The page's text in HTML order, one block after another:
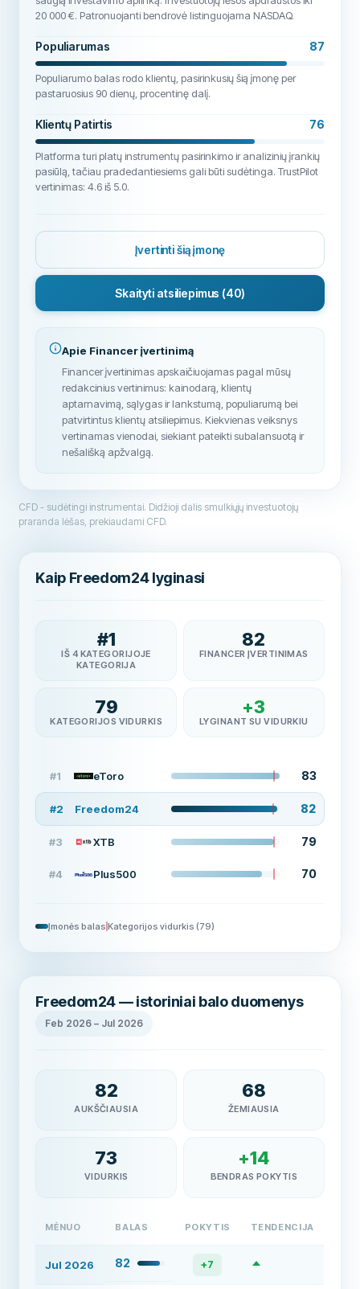
20 000 €. Patronuojanti bendrovė listinguojama NASDAQ.
Populiarumas 87
Populiarumo balas rodo klientų, pasirinkusių šią įmonę per
pastaruosius 90 dienų, procentinę dalį.
Klientų Patirtis 76
Platforma turi platų instrumentų pasirinkimo ir analizinių įrankių
pasiūlą, tačiau pradedantiesiems gali būti sudėtinga. TrustPilot
vertinimas: 4.6 iš 5.0.
Įvertinti šią įmonę
Skaityti atsiliepimus (40)
Apie Financer įvertinimą
Financer įvertinimas apskaičiuojamas pagal mūsų
redakcinius vertinimus: kainodarą, klientų
aptarnavimą, sąlygas ir lankstumą, populiarumą bei
patvirtintus klientų atsiliepimus. Kiekvienas veiksnys
vertinamas vienodai, siekiant pateikti subalansuotą ir
nešališką apžvalgą.
CFD - sudėtingi instrumentai. Didžioji dalis smulkiųjų investuotojų
praranda lėšas, prekiaudami CFD.
Kaip Freedom24 lyginasi
#1
IŠ 4 KATEGORIJOJE
KATEGORIJA
82
FINANCER ĮVERTINIMAS
79
KATEGORIJOS VIDURKIS
+3
LYGINANT SU VIDURKIU
#1 eToro 83
#2 Freedom24 82
#3 XTB 79
#4 Plus500 70
Įmonės balas Kategorijos vidurkis (79)
Freedom24 — istoriniai balo duomenys
Feb 2026 – Jul 2026
82
AUKŠČIAUSIA
68
ŽEMIAUSIA
73
VIDURKIS
+14
BENDRAS POKYTIS
MĖNUO BALAS POKYTIS TENDENCIJA
Jul 2026 82 +7